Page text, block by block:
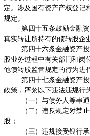
定。涉及国有资产产权登记
规定。
第四十五条鼓励金融
真实转让所持有的债转股企
第四十六条金融资产
股业务过程中有关部门和岗
他债转股监管规定的行为进
第四十七条金融资产
政策，严禁以下违法违规行
（一）与债务人等串
（二）违反规定对禁
股；
（三）违规接受银行